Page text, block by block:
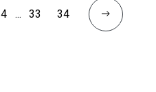
4 ... 33 34